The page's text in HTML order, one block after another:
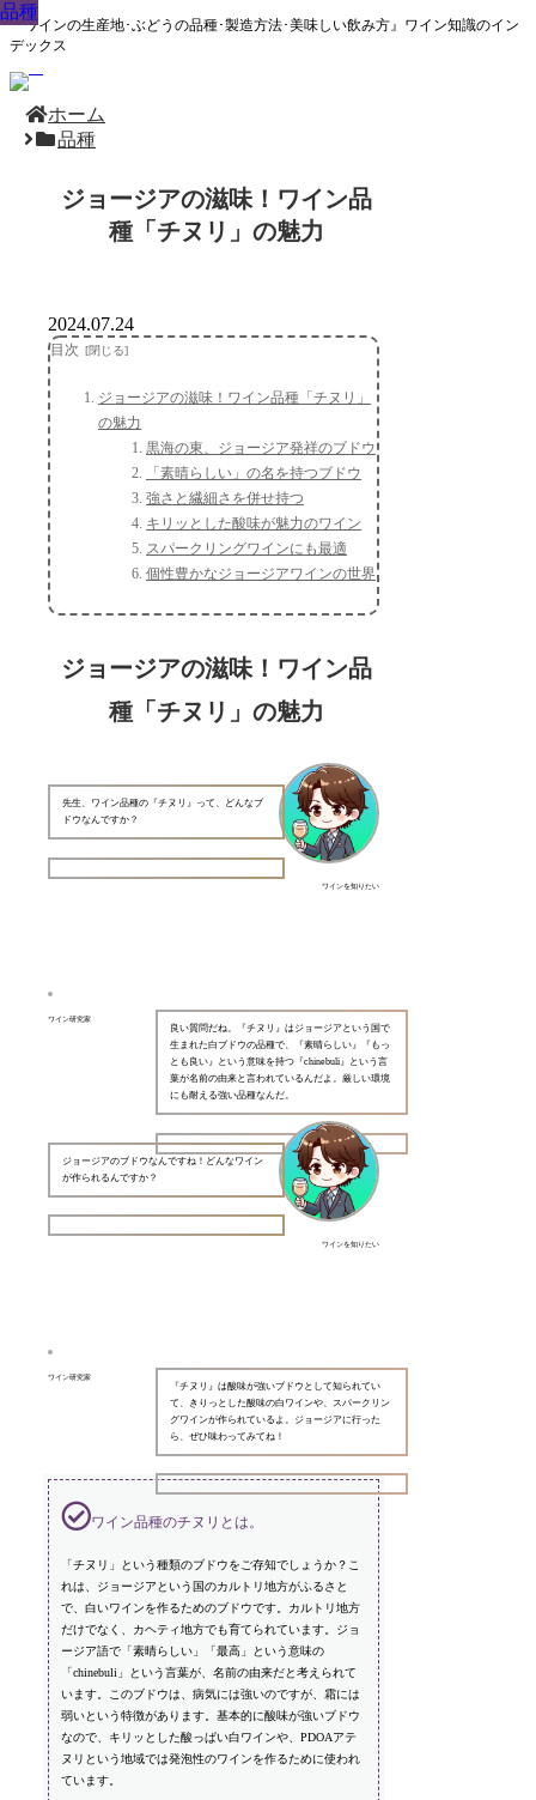
『ワインの生産地･ぶどうの品種･製造方法･美味しい飲み方』ワイン知識のイン
デックス
ホーム
品種
ジョージアの滋味！ワイン品
種「チヌリ」の魅力
品種
2024.07.24
目次
ジョージアの滋味！ワイン品種「チヌリ」
の魅力
黒海の東、ジョージア発祥のブドウ
「素晴らしい」の名を持つブドウ
強さと繊細さを併せ持つ
キリッとした酸味が魅力のワイン
スパークリングワインにも最適
個性豊かなジョージアワインの世界
ジョージアの滋味！ワイン品
種「チヌリ」の魅力
ワインを知りたい
先生、ワイン品種の『チヌリ』って、どんなブ
ドウなんですか？
ワイン研究家
良い質問だね。『チヌリ』はジョージアという国で
生まれた白ブドウの品種で、『素晴らしい』『もっ
とも良い』という意味を持つ『chinebuli』という言
葉が名前の由来と言われているんだよ。厳しい環境
にも耐える強い品種なんだ。
ワインを知りたい
ジョージアのブドウなんですね！どんなワイン
が作られるんですか？
ワイン研究家
『チヌリ』は酸味が強いブドウとして知られてい
て、きりっとした酸味の白ワインや、スパークリン
グワインが作られているよ。ジョージアに行った
ら、ぜひ味わってみてね！
ワイン品種のチヌリとは。
「チヌリ」という種類のブドウをご存知でしょうか？こ
れは、ジョージアという国のカルトリ地方がふるさと
で、白いワインを作るためのブドウです。カルトリ地方
だけでなく、カヘティ地方でも育てられています。ジョ
ージア語で「素晴らしい」「最高」という意味の
「chinebuli」という言葉が、名前の由来だと考えられて
います。このブドウは、病気には強いのですが、霜には
弱いという特徴があります。基本的に酸味が強いブドウ
なので、キリッとした酸っぱい白ワインや、PDOAアテ
ヌリという地域では発泡性のワインを作るために使われ
ています。
品種
品種
品種
品種
品種
品種
品種
品種